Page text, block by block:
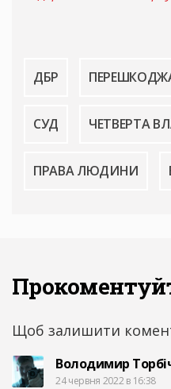
ДБР
СУД ЧЕТВЕРТА
ПРАВА ЛЮДИНИ
Щоб залишити
Володимир
24 червня 2022 в 16:38